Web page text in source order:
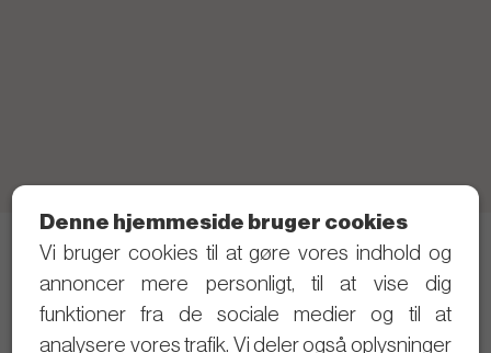
Telefon: 21 40 80 28 (Skriv gerne SMS først)
Denne hjemmeside bruger cookies
Vi bruger cookies til at gøre vores indhold og
annoncer mere personligt, til at vise dig
funktioner fra de sociale medier og til at
analysere vores trafik. Vi deler også oplysninger